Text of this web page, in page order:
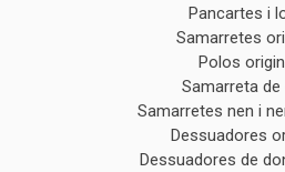
Pancartes i
Samarretes
Polos
Samarreta de
Samarretes nen i
Dessuadores
Dessuadores de